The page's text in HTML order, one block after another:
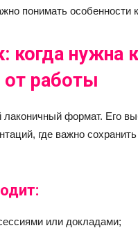
понимать особенности
когда нужна
от работы
формат. Его
где важно
или докладами;